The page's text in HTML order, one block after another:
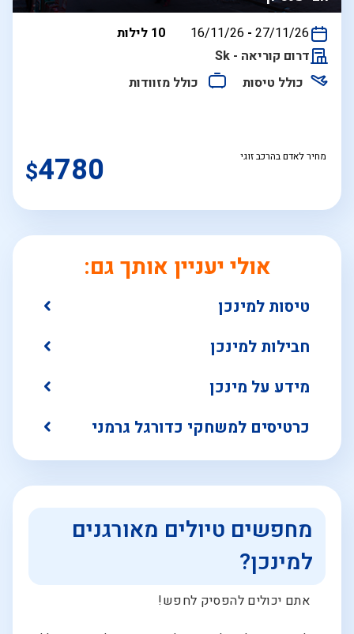
בין
16/11/26 - 27/11/26
10 לילות
דרום קוריאה - Sk
כולל טיסות
כולל מזוודות
מחיר לאדם בהרכב זוגי $4780
אולי יעניין אותך גם:
טיסות למינכן
חבילות למינכן
מידע על מינכן
כרטיסים למשחקי כדורגל גרמני
מחפשים טיולים מאורגנים
למינכן?
אתם יכולים להפסיק לחפש!